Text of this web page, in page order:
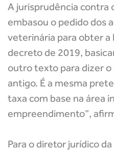
A jurisprudência contra
embasou o pedido dos
veterinária para obter a
decreto de 2019,
outro texto para dizer
antigo. É a mesma
taxa com base na área
empreendimento”,
Para o diretor jurídico